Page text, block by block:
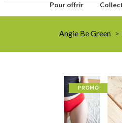
Pour offrir
Angie Be Green
PROMO